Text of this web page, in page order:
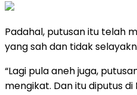
Padahal, putusan itu telah
yang sah dan tidak
“Lagi pula aneh juga,
mengikat. Dan itu diputus di